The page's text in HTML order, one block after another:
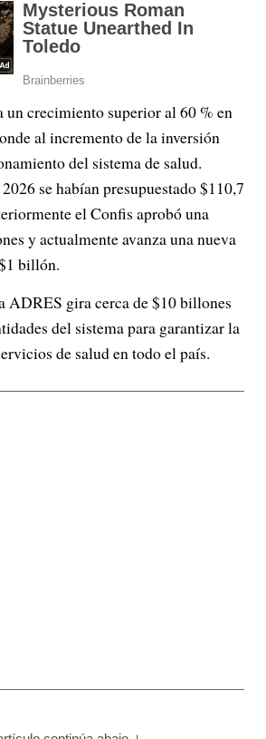
un crecimiento superior al 60 % en
al incremento de la inversión
del sistema de salud.
se habían presupuestado $110,7
el Confis aprobó una
y actualmente avanza una nueva
billón.
ADRES gira cerca de $10 billones
del sistema para garantizar la
de salud en todo el país.